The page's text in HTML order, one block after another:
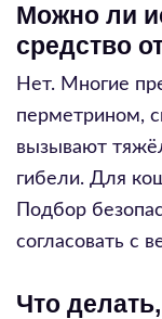
Можно ли
средство
Нет. Многие
перметрином,
вызывают
гибели. Для
Подбор
согласовать с
Что